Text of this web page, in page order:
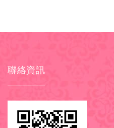
聯絡資訊